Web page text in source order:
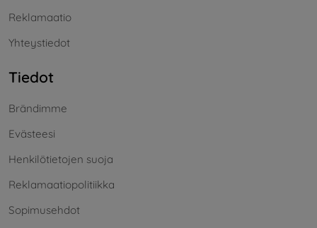
Reklamaatio
Yhteystiedot
Tiedot
Brändimme
Evästeesi
Henkilötietojen suoja
Reklamaatiopolitiikka
Sopimusehdot